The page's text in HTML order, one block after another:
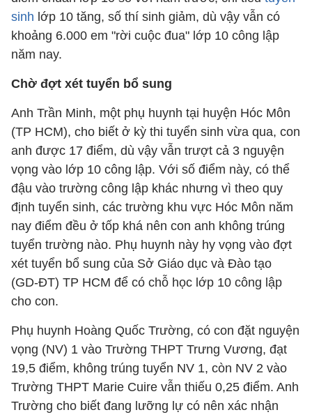
sinh lớp 10 tăng, số thí sinh giảm, dù vậy vẫn có
khoảng 6.000 em "rời cuộc đua" lớp 10 công lập
năm nay.
Chờ đợt xét tuyển bổ sung
Anh Trần Minh, một phụ huynh tại huyện Hóc Môn
(TP HCM), cho biết ở kỳ thi tuyển sinh vừa qua, con
anh được 17 điểm, dù vậy vẫn trượt cả 3 nguyện
vọng vào lớp 10 công lập. Với số điểm này, có thể
đậu vào trường công lập khác nhưng vì theo quy
định tuyển sinh, các trường khu vực Hóc Môn năm
nay điểm đều ở tốp khá nên con anh không trúng
tuyển trường nào. Phụ huynh này hy vọng vào đợt
xét tuyển bổ sung của Sở Giáo dục và Đào tạo
(GD-ĐT) TP HCM để có chỗ học lớp 10 công lập
cho con.
Phụ huynh Hoàng Quốc Trường, có con đặt nguyện
vọng (NV) 1 vào Trường THPT Trưng Vương, đạt
19,5 điểm, không trúng tuyển NV 1, còn NV 2 vào
Trường THPT Marie Cuire vẫn thiếu 0,25 điểm. Anh
Trường cho biết đang lưỡng lự có nên xác nhận